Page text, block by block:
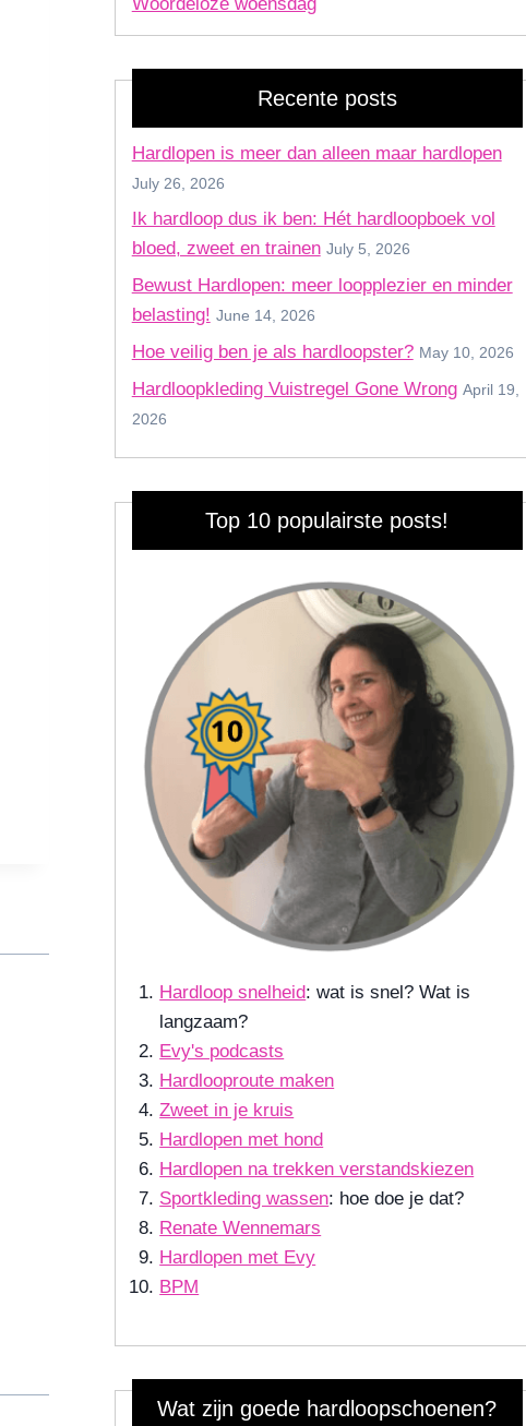
Recente posts
Hardlopen is meer dan alleen maar hardlopen
July 26, 2026
Ik hardloop dus ik ben: Hét hardloopboek vol
bloed, zweet en trainen July 5, 2026
Bewust Hardlopen: meer loopplezier en minder
belasting! June 14, 2026
Hoe veilig ben je als hardloopster? May 10, 2026
Hardloopkleding Vuistregel Gone Wrong April 19,
2026
Top 10 populairste posts!
Hardloop snelheid: wat is snel? Wat is
langzaam?
Evy's podcasts
Hardlooproute maken
Zweet in je kruis
Hardlopen met hond
Hardlopen na trekken verstandskiezen
Sportkleding wassen: hoe doe je dat?
Renate Wennemars
Hardlopen met Evy
BPM
Wat zijn goede hardloopschoenen?